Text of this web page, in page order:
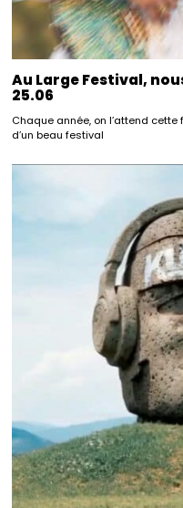
Au Large Festival,
25.06
Chaque année, on l’attend
d’un beau festival